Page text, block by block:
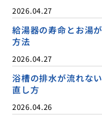
2026.04.27
給湯器の寿命とお湯
方法
2026.04.27
浴槽の排水が流れな
直し方
2026.04.26